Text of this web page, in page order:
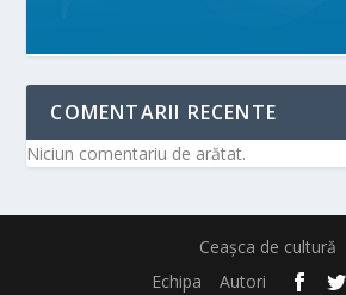
COMENTARII RECENTE
Niciun comentariu de arătat.
Ceașca de cultură
Echipa
Autori